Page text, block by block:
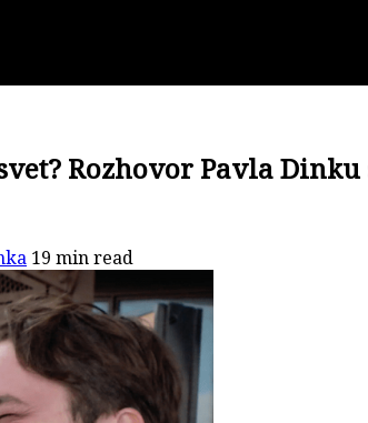
Rozhovor Pavla
19 min read